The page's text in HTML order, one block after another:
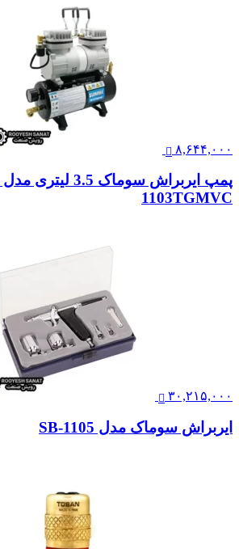
۸,۶۴۴,۰۰۰
1103TGMVC
۳۰,۲۱۵,۰۰۰
ایربراش سوماک مدل SB-1105